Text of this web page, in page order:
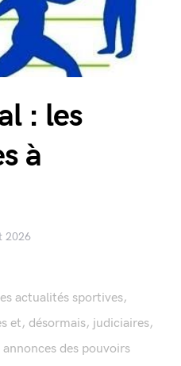
: les
à
2026
actualités sportives,
et, désormais, judiciaires,
des pouvoirs